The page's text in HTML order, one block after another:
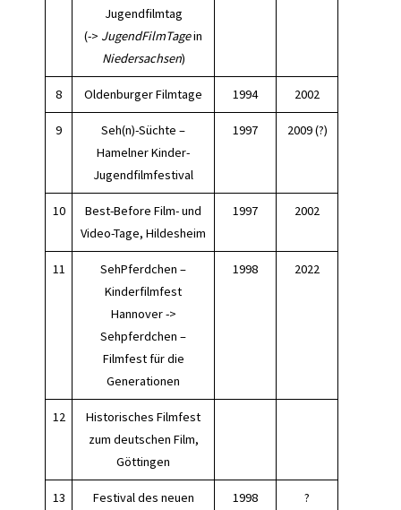
Jugendfilmtag
(-> JugendFilmTagein
Niedersachsen)
8 Oldenburger Filmtage 1994 2002
9
Seh(n)-Süchte –
Hamelner Kinder-
Jugendfilmfestival
1997 2009 (?)
10
Best-Before Film- und
Video-Tage, Hildesheim
1997 2002
11
SehPferdchen –
Kinderfilmfest
Hannover ->
Sehpferdchen –
Filmfest für die
Generationen
1998 2022
12
Historisches Filmfest
zum deutschen Film,
Göttingen
13
Festival des neuen
1998 ?